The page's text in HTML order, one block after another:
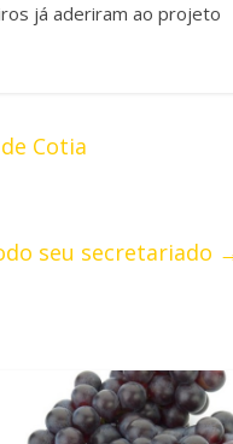
já aderiram ao projeto
Cotia
seu secretariado